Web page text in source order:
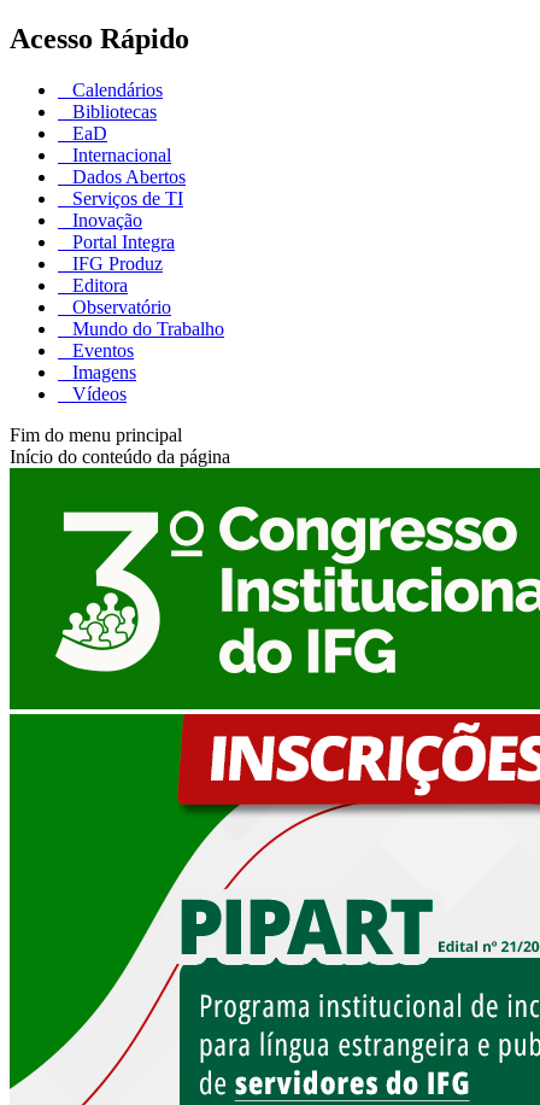
Acesso Rápido
Calendários
Bibliotecas
EaD
Internacional
Dados Abertos
Serviços de TI
Inovação
Portal Integra
IFG Produz
Editora
Observatório
Mundo do Trabalho
Eventos
Imagens
Vídeos
Fim do menu principal
Início do conteúdo da página